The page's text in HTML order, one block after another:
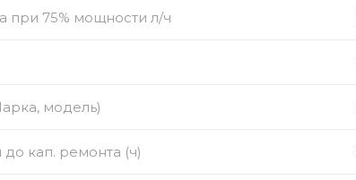
при 75% мощности л/ч
модель)
кап. ремонта (ч)